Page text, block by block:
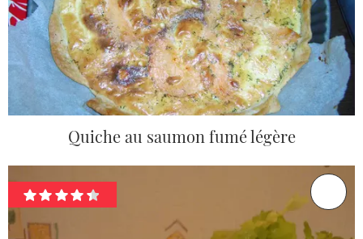
Quiche au saumon fumé légère